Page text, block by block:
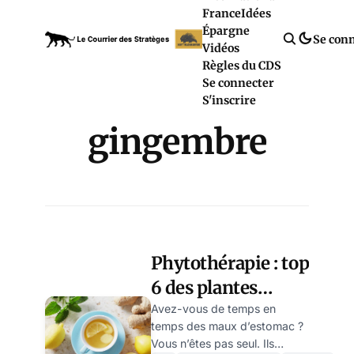
FranceIdées
Épargne
Vidéos
Règles du CDS
Se connecter
S'inscrire
Se
gingembre
Phytothérapie : top
6 des plantes
médicinales contre
les maux
Avez-vous de temps en
temps des maux d’estomac ?
Vous n’êtes pas seul. Ils